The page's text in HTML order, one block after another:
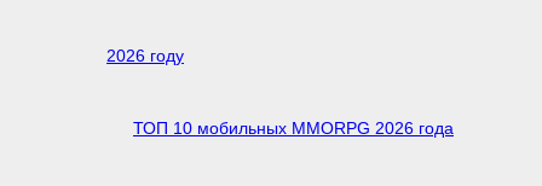
2026 году
ТОП 10 мобильных MMORPG 2026 года